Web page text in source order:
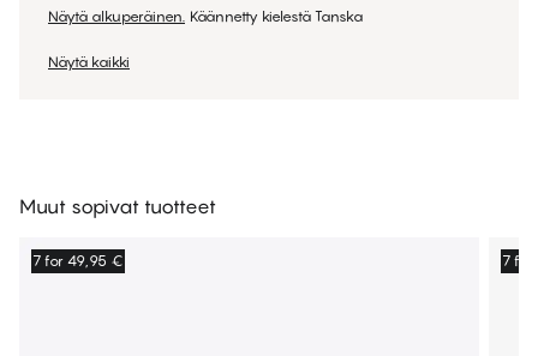
Näytä alkuperäinen. Käännetty kielestä Tanska
Näytä kaikki
Muut sopivat tuotteet
7 for 49,95 € 7